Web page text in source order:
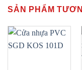
SẢN PHẨM